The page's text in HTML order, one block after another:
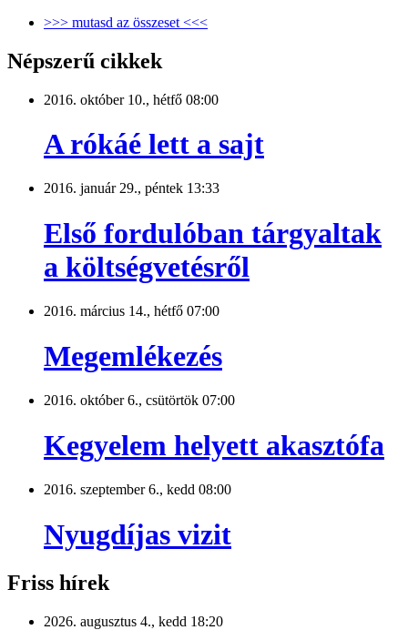
>>> mutasd az összeset <<<
Népszerű cikkek
2016. október 10., hétfő 08:00
A rókáé lett a sajt
2016. január 29., péntek 13:33
Első fordulóban tárgyaltak
a költségvetésről
2016. március 14., hétfő 07:00
Megemlékezés
2016. október 6., csütörtök 07:00
Kegyelem helyett akasztófa
2016. szeptember 6., kedd 08:00
Nyugdíjas vizit
Friss hírek
2026. augusztus 4., kedd 18:20